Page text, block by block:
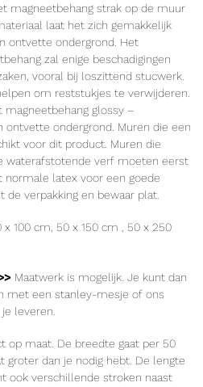
magneetbehang strak op de muur
laat het zich gemakkelijk
ontvette ondergrond. Het
zal enige beschadigingen
vooral bij loszittend stucwerk.
om reststukjes te verwijderen.
magneetbehang glossy –
ontvette ondergrond. Muren die een
voor dit product. Muren die
waterafstotende verf moeten eerst
latex voor een goede
de verpakking en bewaar plat.
x 100 cm , 50 x 150 cm , 50 x 250
Maatwerk is mogelijk. Je kunt dan
met een stanley-mesje of ons
leveren.
op maat. De breedte gaat per 50
groter dan je nodig hebt. De lengte
ook verschillende stroken naast